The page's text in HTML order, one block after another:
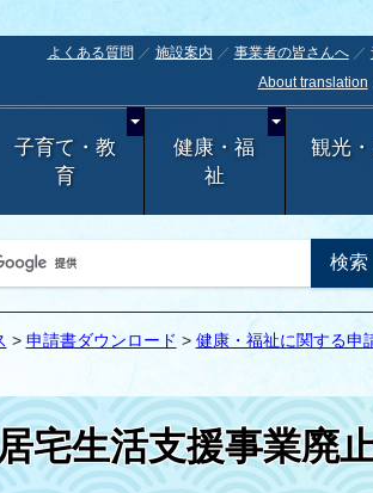
よくある質問 施設案内 事業者の皆さんへ
About translation
子育て・教
育
健康・福
祉
観光
> 申請書ダウンロード > 健康・福祉に関する申
宅生活支援事業廃